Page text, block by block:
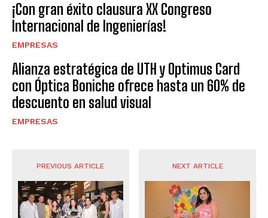
¡Con gran éxito clausura XX Congreso
Internacional de Ingenierías!
EMPRESAS
Alianza estratégica de UTH y Optimus Card
con Óptica Boniche ofrece hasta un 60% de
descuento en salud visual
EMPRESAS
PREVIOUS ARTICLE NEXT ARTICLE